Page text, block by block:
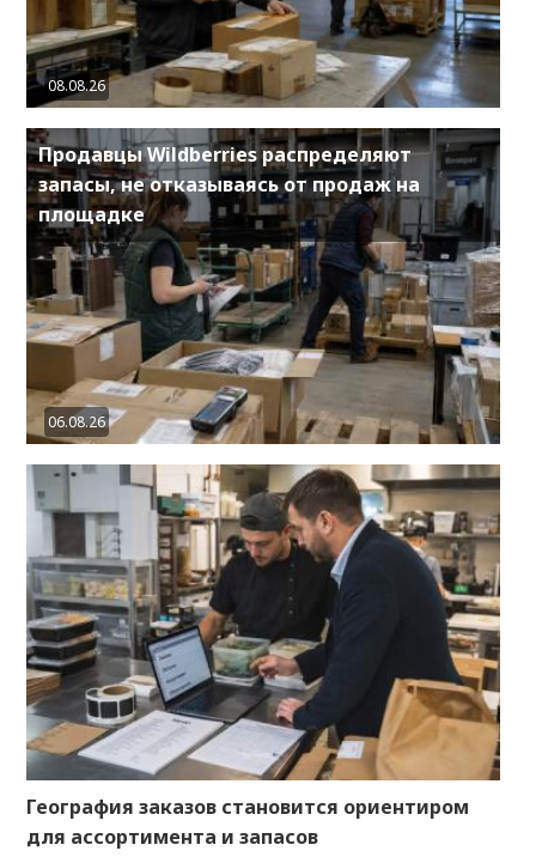
08.08.26
Продавцы Wildberries распределяют
запасы, не отказываясь от продаж на
площадке
06.08.26
География заказов становится ориентиром
для ассортимента и запасов